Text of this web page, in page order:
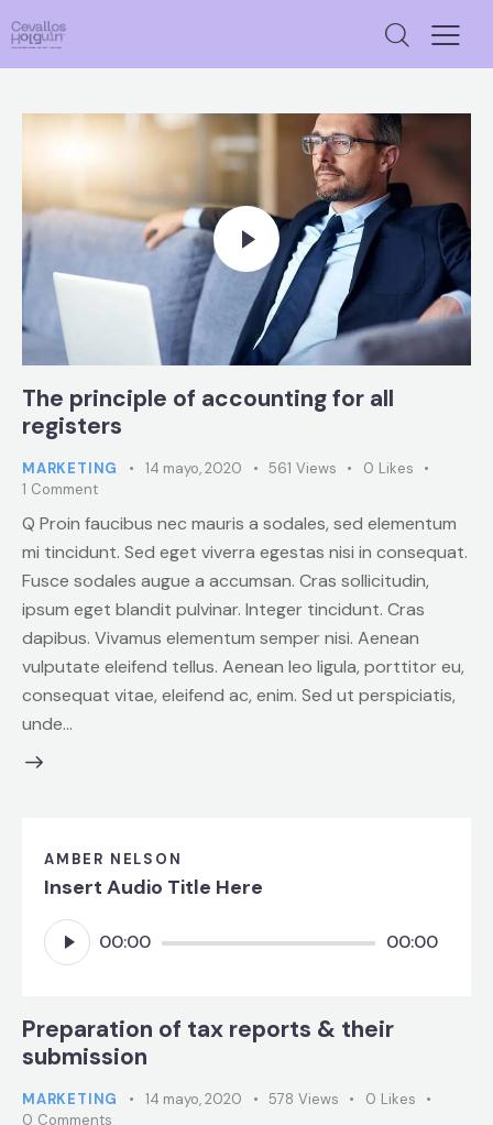
The principle of accounting for all
registers
MARKETING 14 mayo, 2020 561 Views 0 Likes
1 Comment
Q Proin faucibus nec mauris a sodales, sed elementum
mi tincidunt. Sed eget viverra egestas nisi in consequat.
Fusce sodales augue a accumsan. Cras sollicitudin,
ipsum eget blandit pulvinar. Integer tincidunt. Cras
dapibus. Vivamus elementum semper nisi. Aenean
vulputate eleifend tellus. Aenean leo ligula, porttitor eu,
consequat vitae, eleifend ac, enim. Sed ut perspiciatis,
unde…
AMBER NELSON
Insert Audio Title Here
Reproductor
de
00:00 00:00
Preparation of tax reports & their
submission
MARKETING 14 mayo, 2020 578 Views 0 Likes
0 Comments